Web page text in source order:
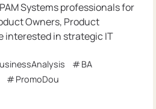
Systems professionals for
Owners, Product
interested in strategic IT
BA
PromoDou